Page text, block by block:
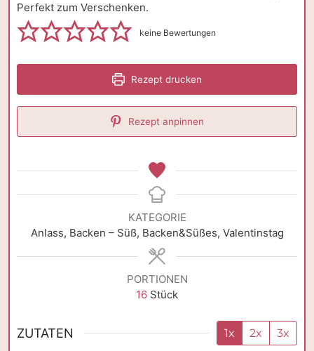
Perfekt zum Verschenken.
keine Bewertungen
Rezept drucken
Rezept anpinnen
KATEGORIE
Anlass, Backen – Süß, Backen&Süßes, Valentinstag
PORTIONEN
16 Stück
ZUTATEN 1x 2x 3x